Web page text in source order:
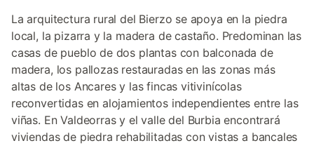
La arquitectura rural del Bierzo se apoya en la piedra
local, la pizarra y la madera de castaño. Predominan las
casas de pueblo de dos plantas con balconada de
madera, los pallozas restauradas en las zonas más
altas de los Ancares y las fincas vitivinícolas
reconvertidas en alojamientos independientes entre las
viñas. En Valdeorras y el valle del Burbia encontrará
viviendas de piedra rehabilitadas con vistas a bancales